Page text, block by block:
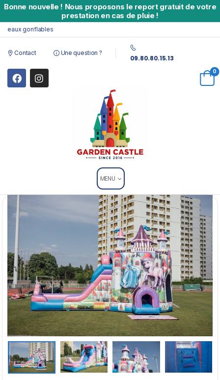
Bonne nouvelle ! Nous proposons le report gratuit de votre
prestation en cas de pluie !
gonflables
Contact Une question ?
09.80.80.15.13
0
MENU